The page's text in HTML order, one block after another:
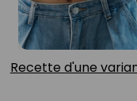
Recette d'une